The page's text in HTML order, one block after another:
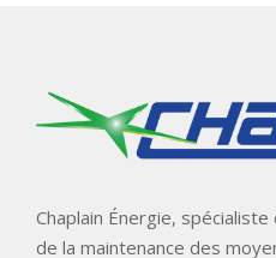
Chaplain Énergie,
de la maintenance des